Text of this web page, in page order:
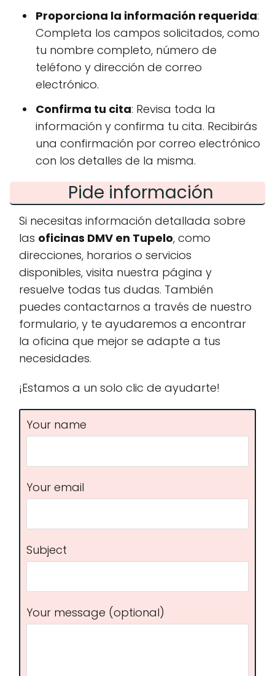
Proporciona la información requerida:
Completa los campos solicitados, como
tu nombre completo, número de
teléfono y dirección de correo
electrónico.
Confirma tu cita: Revisa toda la
información y confirma tu cita. Recibirás
una confirmación por correo electrónico
con los detalles de la misma.
Pide información
Si necesitas información detallada sobre
las oficinas DMV en Tupelo, como
direcciones, horarios o servicios
disponibles, visita nuestra página y
resuelve todas tus dudas. También
puedes contactarnos a través de nuestro
formulario, y te ayudaremos a encontrar
la oficina que mejor se adapte a tus
necesidades.
¡Estamos a un solo clic de ayudarte!
Your name
Your email
Subject
Your message (optional)